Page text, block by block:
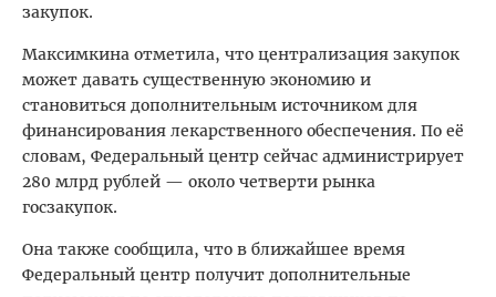
закупок.
Максимкина отметила, что централизация закупок
может давать существенную экономию и
становиться дополнительным источником для
финансирования лекарственного обеспечения. По её
словам, Федеральный центр сейчас администрирует
280 млрд рублей — около четверти рынка
госзакупок.
Она также сообщила, что в ближайшее время
Федеральный центр получит дополнительные